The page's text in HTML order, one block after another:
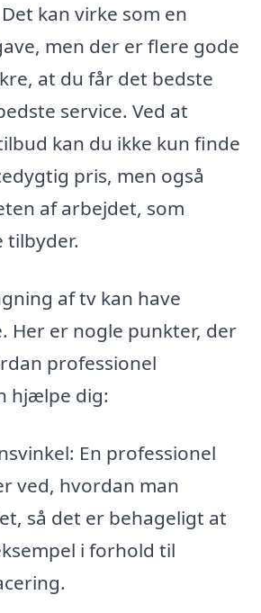
kan virke som en
men der er flere gode
at du får det bedste
service. Ved at
kan du ikke kun finde
pris, men også
af arbejdet, som
af tv kan have
Her er nogle punkter, der
professionel
hjælpe dig:
En professionel
ved, hvordan man
så det er behageligt at
i forhold til